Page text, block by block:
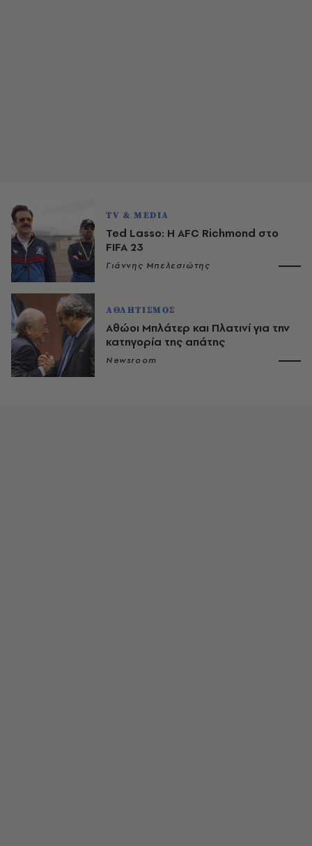
TV & MEDIA
Ted Lasso: Η AFC Richmond στο
FIFA 23
Γιάννης Μπελεσιώτης
ΑΘΛΗΤΙΣΜΟΣ
Αθώοι Μπλάτερ και Πλατινί για την
κατηγορία της απάτης
Newsroom